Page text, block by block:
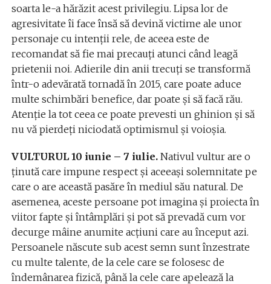
soarta le-a hărăzit acest privilegiu. Lipsa lor de
agresivitate îi face însă să devină victime ale unor
personaje cu intenții rele, de aceea este de
recomandat să fie mai precauți atunci când leagă
prietenii noi. Adierile din anii trecuți se transformă
într-o adevărată tornadă în 2015, care poate aduce
multe schimbări benefice, dar poate și să facă rău.
Atenție la tot ceea ce poate prevesti un ghinion şi să
nu vă pierdeți niciodată optimismul și voioșia.
VULTURUL 10 iunie – 7 iulie.Nativul vultur are o
ținută care impune respect și aceeași solemnitate pe
care o are această pasăre în mediul său natural. De
asemenea, aceste persoane pot imagina și proiecta în
viitor fapte și întâmplări și pot să prevadă cum vor
decurge mâine anumite acțiuni care au început azi.
Persoanele născute sub acest semn sunt înzestrate
cu multe talente, de la cele care se folosesc de
îndemânarea fizică, până la cele care apelează la